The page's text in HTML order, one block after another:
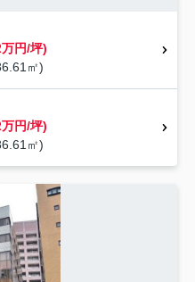
円/坪)
㎡)
円/坪)
㎡)